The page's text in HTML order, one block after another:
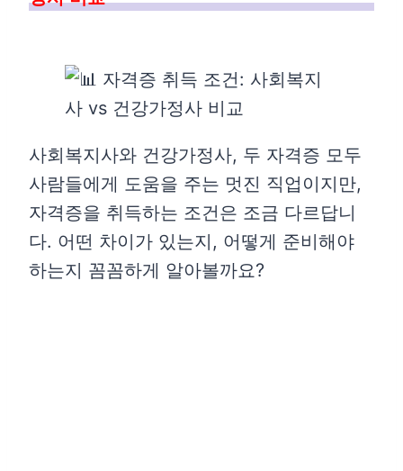
사회복지사와 건강가정사, 두 자격증 모두
사람들에게 도움을 주는 멋진 직업이지만,
자격증을 취득하는 조건은 조금 다르답니
다. 어떤 차이가 있는지, 어떻게 준비해야
하는지 꼼꼼하게 알아볼까요?